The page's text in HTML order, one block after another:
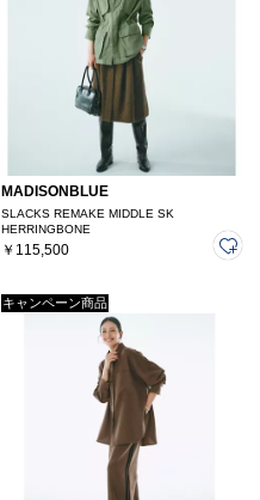
MADISONBLUE
SLACKS REMAKE MIDDLE SK
HERRINGBONE
￥115,500
キャンペーン商品